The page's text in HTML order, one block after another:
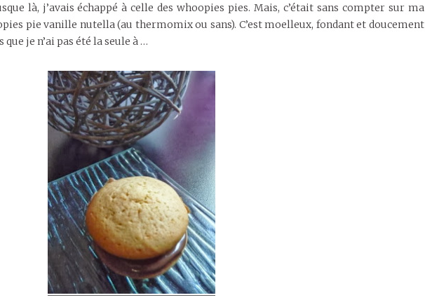
là, j’avais échappé à celle des whoopies pies. Mais, c’était sans compter sur ma
pie vanille nutella (au thermomix ou sans). C’est moelleux, fondant et doucement
je n’ai pas été la seule à …